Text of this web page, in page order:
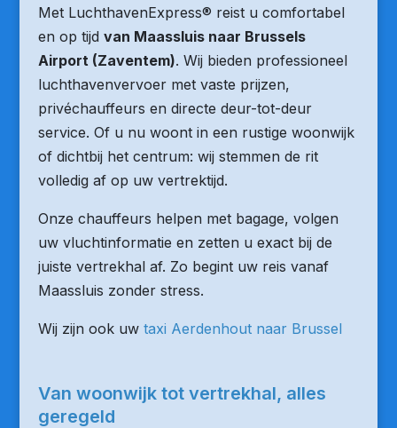
Met LuchthavenExpress® reist u comfortabel
en op tijd van Maassluis naar Brussels
Airport (Zaventem). Wij bieden professioneel
luchthavenvervoer met vaste prijzen,
privéchauffeurs en directe deur-tot-deur
service. Of u nu woont in een rustige woonwijk
of dichtbij het centrum: wij stemmen de rit
volledig af op uw vertrektijd.
Onze chauffeurs helpen met bagage, volgen
uw vluchtinformatie en zetten u exact bij de
juiste vertrekhal af. Zo begint uw reis vanaf
Maassluis zonder stress.
Wij zijn ook uw taxi Aerdenhout naar Brussel
Van woonwijk tot vertrekhal, alles
geregeld